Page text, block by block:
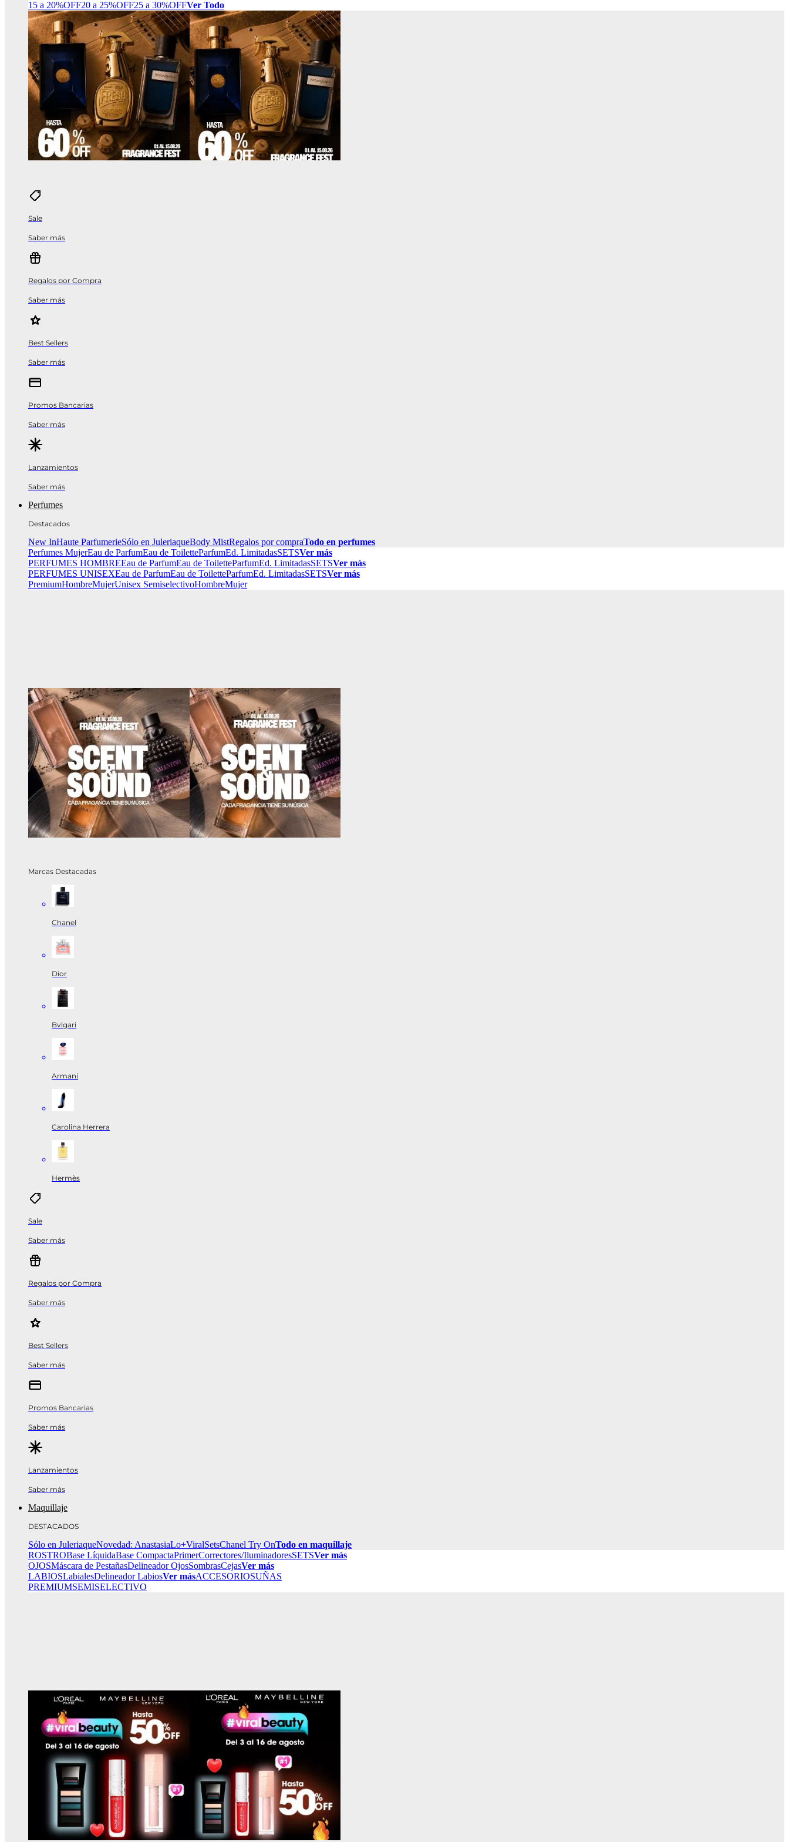
15 a 20%OFF20 a 25%OFF25 a 30%OFFVer Todo
Sale
Saber más
Regalos por Compra
Saber más
Best Sellers
Saber más
Promos Bancarias
Saber más
Lanzamientos
Saber más
Perfumes
Destacados
New InHaute ParfumerieSólo en JuleriaqueBody MistRegalos por compraTodo en perfumes
Perfumes MujerEau de ParfumEau de ToiletteParfumEd. LimitadasSETSVer más
PERFUMES HOMBREEau de ParfumEau de ToiletteParfumEd. LimitadasSETSVer más
PERFUMES UNISEXEau de ParfumEau de ToiletteParfumEd. LimitadasSETSVer más
PremiumHombreMujerUnisex SemiselectivoHombreMujer
Marcas Destacadas
Chanel
Dior
Bvlgari
Armani
Carolina Herrera
Hermès
Sale
Saber más
Regalos por Compra
Saber más
Best Sellers
Saber más
Promos Bancarias
Saber más
Lanzamientos
Saber más
Maquillaje
DESTACADOS
Sólo en JuleriaqueNovedad: AnastasiaLo+ViralSetsChanel Try OnTodo en maquillaje
ROSTROBase LíquidaBase CompactaPrimerCorrectores/IluminadoresSETSVer más
OJOSMáscara de PestañasDelineador OjosSombrasCejasVer más
LABIOSLabialesDelineador LabiosVer másACCESORIOSUÑAS
PREMIUMSEMISELECTIVO